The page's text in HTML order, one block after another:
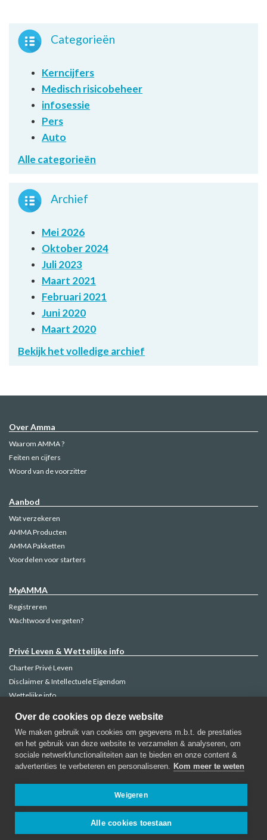
Categorieën
Kerncijfers
Medisch risicobeheer
infosessie
Pers
Auto
Alle categorieën
Archief
Mei 2026
Oktober 2024
Juli 2023
Maart 2021
Februari 2021
Juni 2020
Maart 2020
Bekijk het volledige archief
Over Amma
Waarom AMMA ?
Feiten en cijfers
Woord van de voorzitter
Aanbod
Wat verzekeren
AMMA Producten
AMMA Pakketten
Voordelen voor starters
MyAMMA
Registreren
Wachtwoord vergeten?
Privé Leven & Wettelijke info
Charter Privé Leven
Disclaimer & Intellectuele Eigendom
Wettelijke info
Cookie Policy
Regentschapsstraat, 52-1000 Brussel
Contacteer AMMA
Over de cookies op deze website
We maken gebruik van cookies om gegevens m.b.t. de prestaties
en het gebruik van deze website te verzamelen & analyseren, om
sociale netwerkfunctionaliteiten aan te bieden en onze content &
advertenties te verbeteren en personaliseren. Kom meer te weten
Weigeren
Alle cookies toestaan